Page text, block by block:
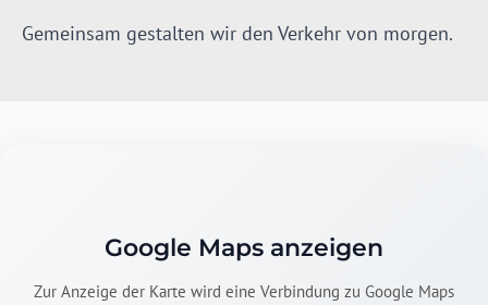
Gemeinsam gestalten wir den Verkehr von morgen.
Google Maps anzeigen
Zur Anzeige der Karte wird eine Verbindung zu Google Maps